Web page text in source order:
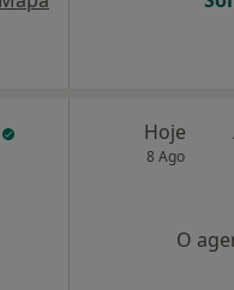
Hoje
8 Ago
O